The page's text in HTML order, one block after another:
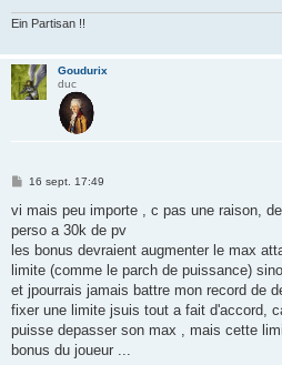
Ein Partisan !!
Goudurix
duc
M
s
a
g
16 sept. 17:49
vi mais peu importe , c pas une raison,
perso a 30k de pv
les bonus devraient augmenter le max
limite (comme le parch de puissance)
et jpourrais jamais battre mon record de
fixer une limite jsuis tout a fait d'accord,
puisse depasser son max , mais cette
bonus du joueur ...